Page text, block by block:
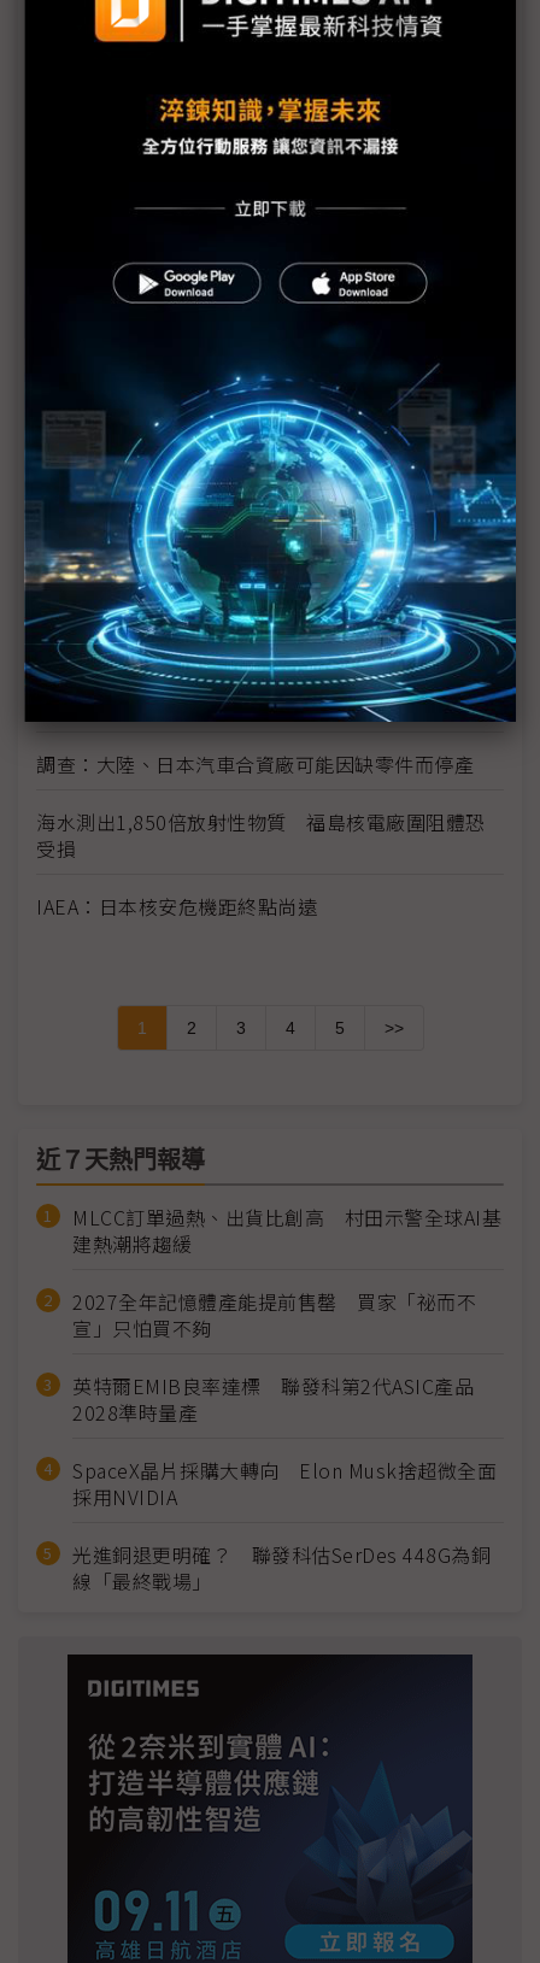
福島縣政府開始檢測產品輻射值
福島第1核電廠發現2具東電員工遺體
美汽車業：日震對銷售應無顯著影響
1號機核心恐損毀70% IAEA：日本核電廠情況仍非
日本震災加劇亞洲通膨
日震限電影響 光學玻璃廠小原、Hoya相繼宣布減產
富士通指震災讓該公司損失數十億日圓
學者：日本核電站問題 後果將是長期且災難性的
宮城縣震後損失上兆日圓 廢墟量相當於23年的廢棄
物總量
調查：大陸、日本汽車合資廠可能因缺零件而停產
海水測出1,850倍放射性物質 福島核電廠圍阻體恐
受損
IAEA：日本核安危機距終點尚遠
1 2 3 4 5 >>
近７天熱門報導
MLCC訂單過熱、出貨比創高 村田示警全球AI基
建熱潮將趨緩
2027全年記憶體產能提前售罄 買家「祕而不
宣」只怕買不夠
英特爾EMIB良率達標 聯發科第2代ASIC產品
2028準時量產
SpaceX晶片採購大轉向 Elon Musk捨超微全面
採用NVIDIA
光進銅退更明確？ 聯發科估SerDes 448G為銅
線「最終戰場」